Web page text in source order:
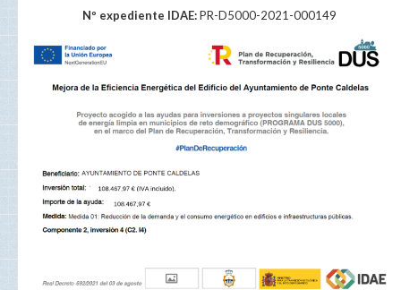
Nº expediente IDAE:PR-D5000-2021-000149